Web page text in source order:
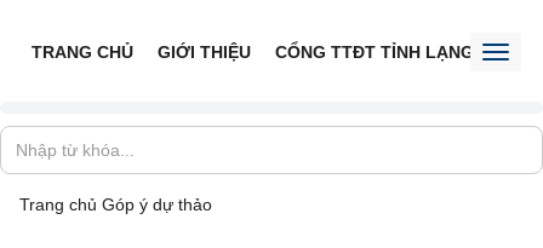
TRANG CHỦ GIỚI THIỆU CỔNG TTĐT TỈNH LẠNG SƠN
Trang chủ Góp ý dự thảo